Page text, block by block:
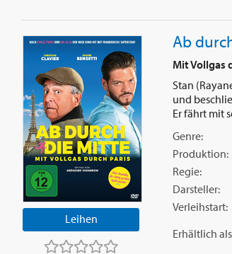
Leihen
Ab
Mit Vollgas
Stan
und
Er fährt mit
Genre:
Produktion:
Regie:
Darsteller:
Verleihstart:
Erhältlich als